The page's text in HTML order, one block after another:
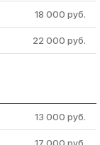
18 000 руб.
22 000 руб.
13 000 руб.